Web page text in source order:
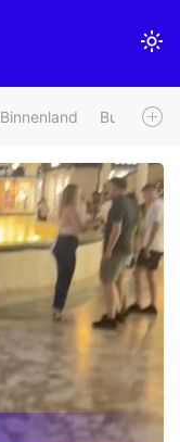
Binnenland Buitenland